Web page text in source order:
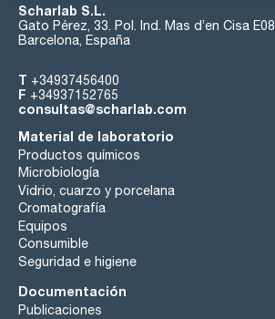
Scharlab S.L.
Gato Pérez, 33. Pol. Ind. Mas d’en Cisa
Barcelona, España
T +34937456400
F +34937152765
consultas@scharlab.com
Material de laboratorio
Productos químicos
Microbiología
Vidrio, cuarzo y porcelana
Cromatografía
Equipos
Consumible
Seguridad e higiene
Documentación
Publicaciones